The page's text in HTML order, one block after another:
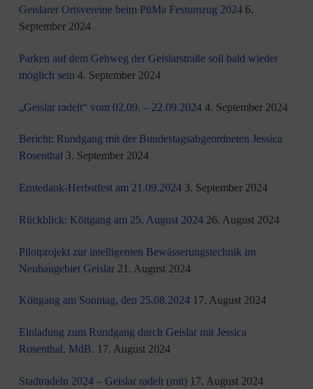
Geislarer Ortsvereine beim PüMa Festumzug 2024 6.
September 2024
Parken auf dem Gehweg der Geislarstraße soll bald wieder
möglich sein 4. September 2024
„Geislar radelt“ vom 02.09. – 22.09.2024 4. September 2024
Bericht: Rundgang mit der Bundestagsabgeordneten Jessica
Rosenthal 3. September 2024
Erntedank-Herbstfest am 21.09.2024 3. September 2024
Rückblick: Köttgang am 25. August 2024 26. August 2024
Pilotprojekt zur intelligenten Bewässerungstechnik im
Neubaugebiet Geislar 21. August 2024
Köttgang am Sonntag, den 25.08.2024 17. August 2024
Einladung zum Rundgang durch Geislar mit Jessica
Rosenthal, MdB. 17. August 2024
Stadtradeln 2024 – Geislar radelt (mit) 17. August 2024